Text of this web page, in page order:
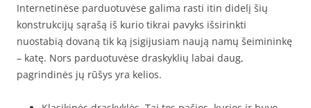
Internetinėse parduotuvėse galima rasti itin didelį šių
konstrukcijų sąrašą iš kurio tikrai pavyks išsirinkti
nuostabią dovaną tik ką įsigijusiam naują namų šeimininkę
– katę. Nors parduotuvėse draskyklių labai daug,
pagrindinės jų rūšys yra kelios.